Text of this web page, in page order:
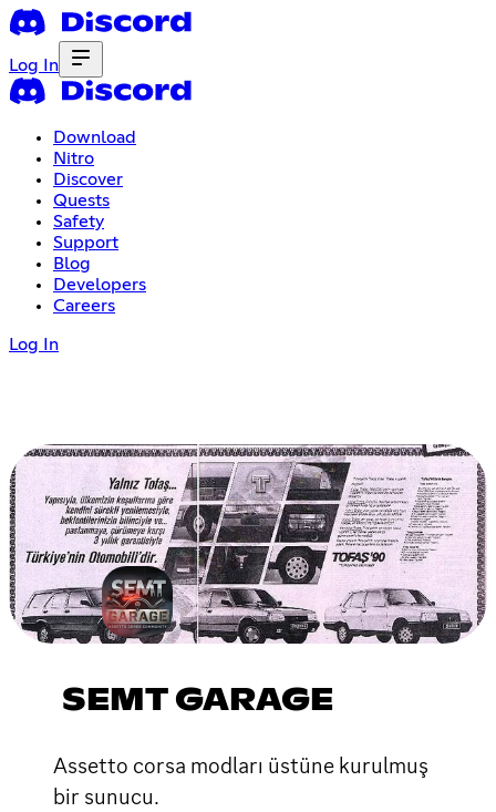
Log In
Download
Nitro
Discover
Quests
Safety
Support
Blog
Developers
Careers
Log In
SEMT GARAGE
Assetto corsa modları üstüne kurulmuş
bir sunucu.